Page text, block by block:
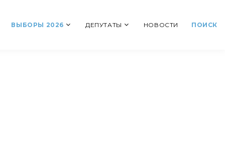
ВЫБОРЫ 2026 ДЕПУТАТЫ НОВОСТИ ПОИСК